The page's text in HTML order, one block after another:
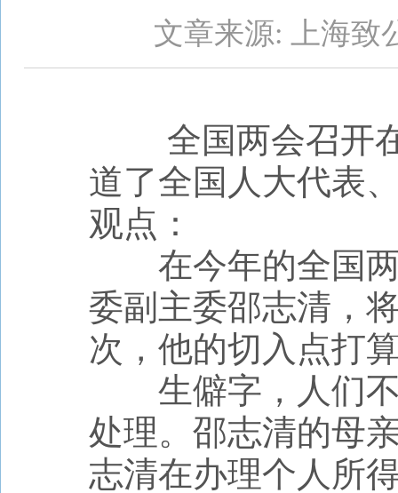
文章来源: 上海致
全国两会召开在
道了全国人大代表
观点：
在今年的全国两
委副主委邵志清，
次，他的切入点打
生僻字，人们不
处理。邵志清的母
志清在办理个人所